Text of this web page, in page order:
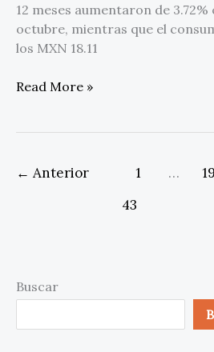
12 meses aumentaron de 3.72%
octubre, mientras que el
los MXN 18.11
Read More »
← Anterior 1 … 19
43
Buscar